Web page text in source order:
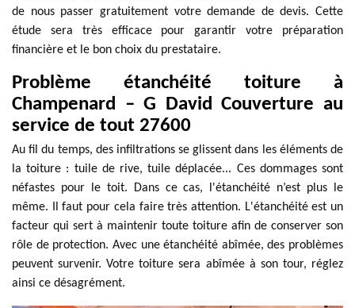
de nous passer gratuitement votre demande de devis. Cette
étude sera très efficace pour garantir votre préparation
financière et le bon choix du prestataire.
Problème étanchéité toiture à
Champenard – G David Couverture au
service de tout 27600
Au fil du temps, des infiltrations se glissent dans les éléments de
la toiture : tuile de rive, tuile déplacée... Ces dommages sont
néfastes pour le toit. Dans ce cas, l'étanchéité n’est plus le
même. Il faut pour cela faire très attention. L'étanchéité est un
facteur qui sert à maintenir toute toiture afin de conserver son
rôle de protection. Avec une étanchéité abîmée, des problèmes
peuvent survenir. Votre toiture sera abîmée à son tour, réglez
ainsi ce désagrément.